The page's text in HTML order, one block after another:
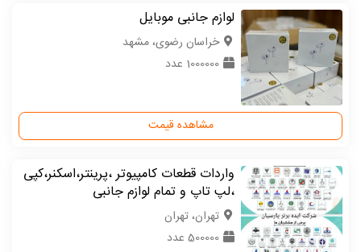
لوازم جانبی موبایل
خراسان رضوی، مشهد
1000000 عدد
مشاهده قیمت
واردات قطعات کامپیوتر ،پرینتر،اسکنر،کپی
،لپ تاپ و تمام لوازم جانبی
تهران، تهران
500000 عدد